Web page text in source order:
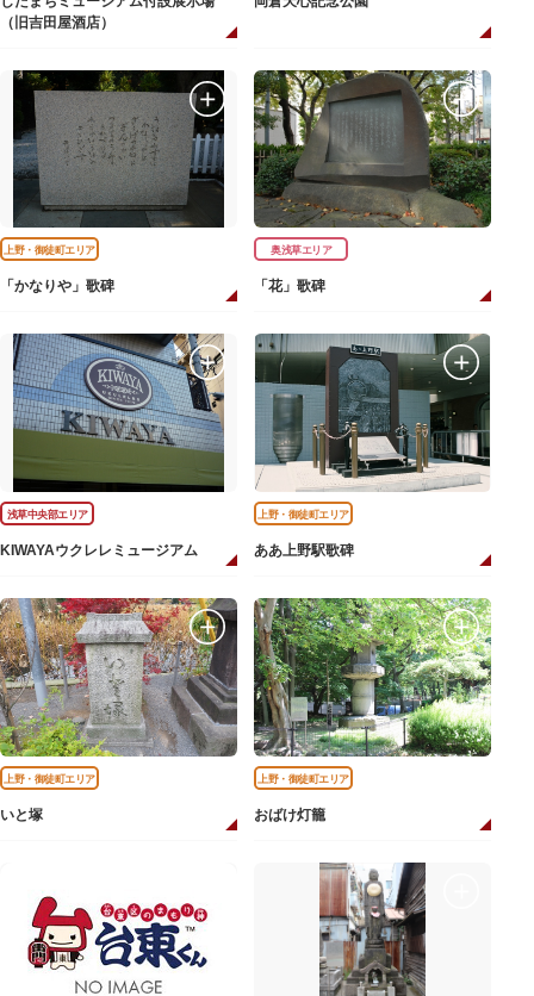
（旧吉田屋酒店）
上野・御徒町エリア
「かなりや」歌碑
奥浅草エリア
「花」歌碑
浅草中央部エリア
KIWAYAウクレレミュージアム
上野・御徒町エリア
ああ上野駅歌碑
上野・御徒町エリア
いと塚
上野・御徒町エリア
おばけ灯籠